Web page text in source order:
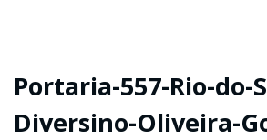
Portaria-557-Rio-do-
Diversino-Oliveira-